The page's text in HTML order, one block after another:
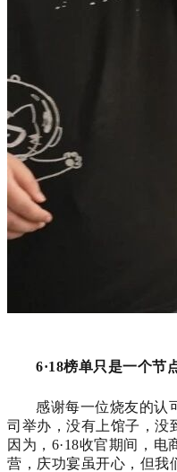
6·18榜单只是一个节
感谢每一位烧友的
司举办，没有上馆子，没
因为，6·18收官期间，
营，庆功宴虽开心，但我